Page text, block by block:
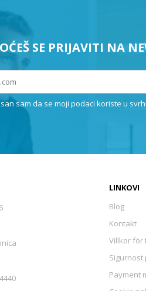
SE PRIJAVITI NA
sam da se moji podaci koriste u
LINKOVI
Blog
Kontakt
Villkor för
Sigurnost
Payment